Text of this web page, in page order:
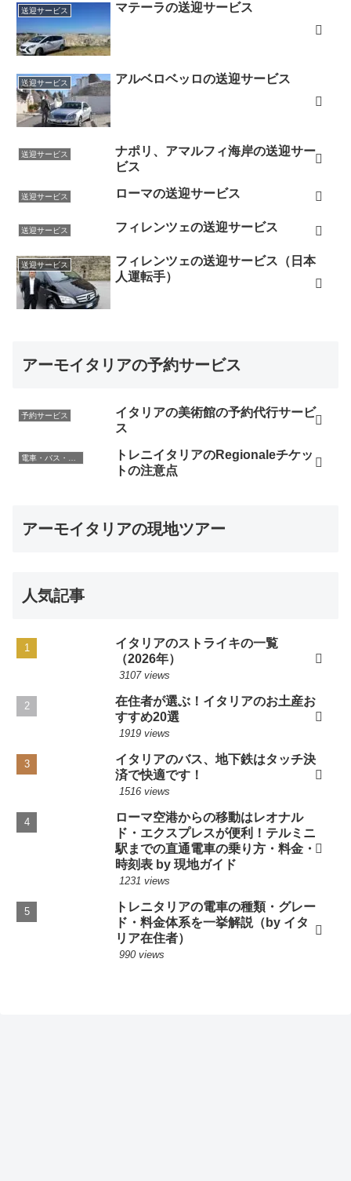
送迎サービス マテーラの送迎サービス
送迎サービス アルベロベッロの送迎サービス
送迎サービス
ナポリ、アマルフィ海岸の送迎サー
ビス
送迎サービス ローマの送迎サービス
送迎サービス フィレンツェの送迎サービス
送迎サービス
フィレンツェの送迎サービス（日本
人運転手）
アーモイタリアの予約サービス
予約サービス
イタリアの美術館の予約代行サービ
ス
電車・バス・レンタカー
トレニイタリアのRegionaleチケッ
トの注意点
アーモイタリアの現地ツアー
人気記事
イタリアのストライキの一覧
（2026年）
3107 views
在住者が選ぶ！イタリアのお土産お
すすめ20選
1919 views
イタリアのバス、地下鉄はタッチ決
済で快適です！
1516 views
ローマ空港からの移動はレオナル
ド・エクスプレスが便利！テルミニ
駅までの直通電車の乗り方・料金・
時刻表 by 現地ガイド
1231 views
トレニタリアの電車の種類・グレー
ド・料金体系を一挙解説（by イタ
リア在住者）
990 views